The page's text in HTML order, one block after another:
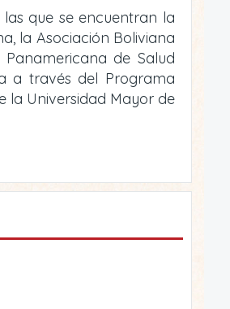
que se encuentran la
la Asociación Boliviana
de Salud
a través del Programa
la Universidad Mayor de